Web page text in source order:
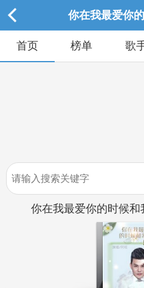
你在我最爱你
首页 榜单 歌
你在我最爱你的时候和